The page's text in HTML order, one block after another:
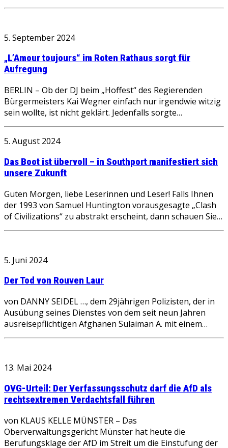
5. September 2024
„L’Amour toujours“ im Roten Rathaus sorgt für
Aufregung
BERLIN – Ob der DJ beim „Hoffest“ des Regierenden
Bürgermeisters Kai Wegner einfach nur irgendwie witzig
sein wollte, ist nicht geklärt. Jedenfalls sorgte…
5. August 2024
Das Boot ist übervoll – in Southport manifestiert sich
unsere Zukunft
Guten Morgen, liebe Leserinnen und Leser! Falls Ihnen
der 1993 von Samuel Huntington vorausgesagte „Clash
of Civilizations“ zu abstrakt erscheint, dann schauen Sie…
5. Juni 2024
Der Tod von Rouven Laur
von DANNY SEIDEL …, dem 29jährigen Polizisten, der in
Ausübung seines Dienstes von dem seit neun Jahren
ausreisepflichtigen Afghanen Sulaiman A. mit einem…
13. Mai 2024
OVG-Urteil: Der Verfassungsschutz darf die AfD als
rechtsextremen Verdachtsfall führen
von KLAUS KELLE MÜNSTER – Das
Oberverwaltungsgericht Münster hat heute die
Berufungsklage der AfD im Streit um die Einstufung der